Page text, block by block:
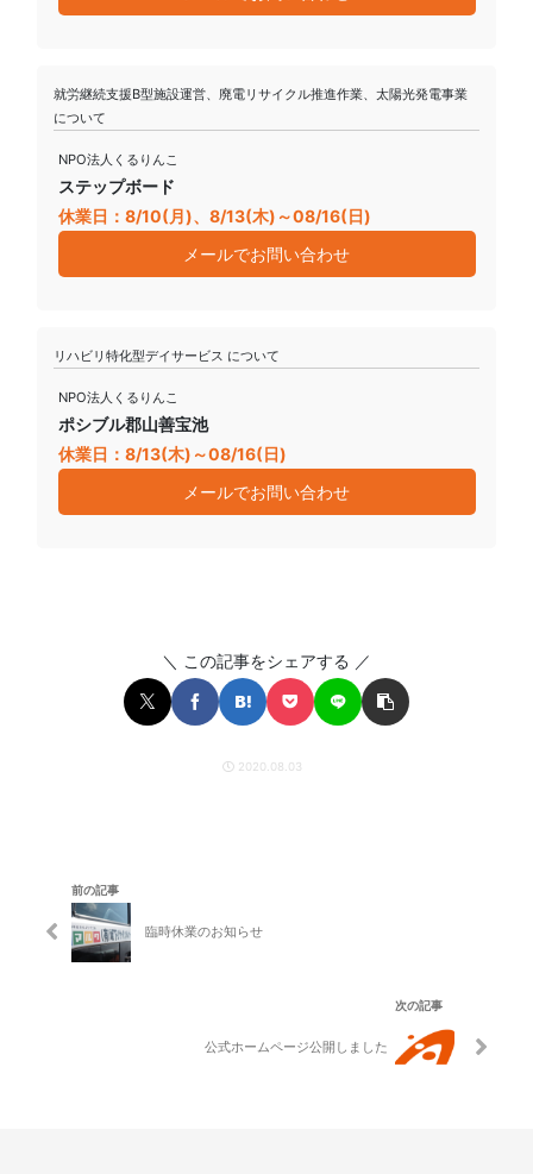
就労継続支援B型施設運営、廃電リサイクル推進作業、太陽光発電事業
について
NPO法人くるりんこ
ステップボード
休業日：8/10(月)、8/13(木)～08/16(日)
メールでお問い合わせ
リハビリ特化型デイサービス について
NPO法人くるりんこ
ポシブル郡山善宝池
休業日：8/13(木)～08/16(日)
メールでお問い合わせ
＼ この記事をシェアする ／
2020.08.03
前の記事
臨時休業のお知らせ
次の記事
公式ホームページ公開しました